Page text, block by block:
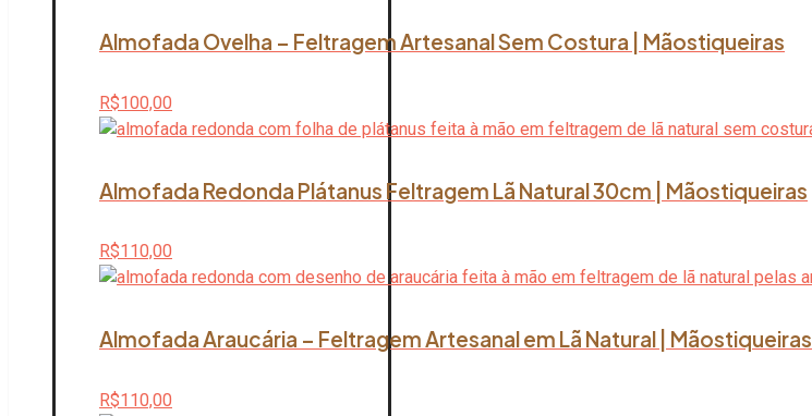
Almofada Ovelha – Feltragem Artesanal Sem Costura | Mãostiqueiras
R$100,00
Almofada Redonda Plátanus Feltragem Lã Natural 30cm | Mãostiqueiras
R$110,00
Almofada Araucária – Feltragem Artesanal em Lã Natural | Mãostiqueiras
R$110,00